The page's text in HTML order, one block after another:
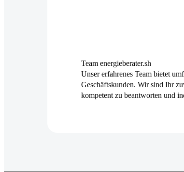
Team energieberater.sh
Unser erfahrenes Team bietet
Geschäftskunden. Wir sind Ihr
kompetent zu beantworten und